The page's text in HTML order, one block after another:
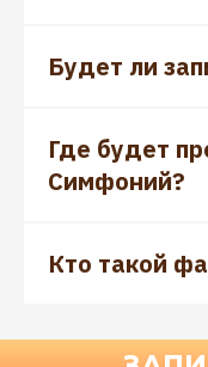
Будет ли
Где будет
Симфоний?
Кто такой